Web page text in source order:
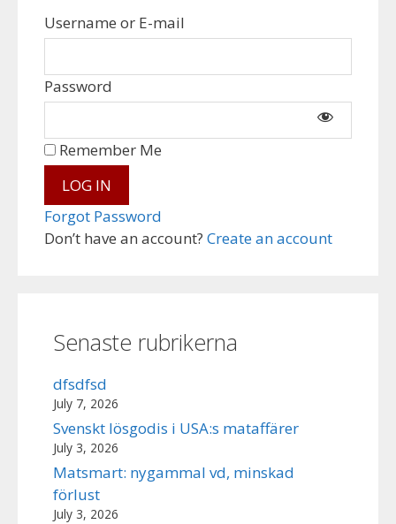
Username or E-mail
Password
Don’t have an account? Create an account
Remember Me
Forgot Password
Senaste rubrikerna
dfsdfsd
July 7, 2026
Svenskt lösgodis i USA:s mataffärer
July 3, 2026
Matsmart: nygammal vd, minskad
förlust
July 3, 2026